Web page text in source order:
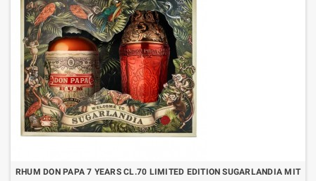
RHUM DON PAPA 7 YEARS CL.70 LIMITED EDITION SUGARLANDIA MIT